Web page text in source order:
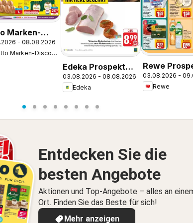
Marken-
Prospekt
- 08.08.2026
Netto Marken-Discount
Edeka Prospekt
Eppstein
03.08.2026 - 08.08.2026
Edeka
Rewe
Rüsselsheim
03.08.2026 -
Rewe
Entdecken Sie die
besten Angebote
Aktionen und Top-Angebote – alles an
Ort. Finden Sie das Beste für sich!
Mehr anzeigen